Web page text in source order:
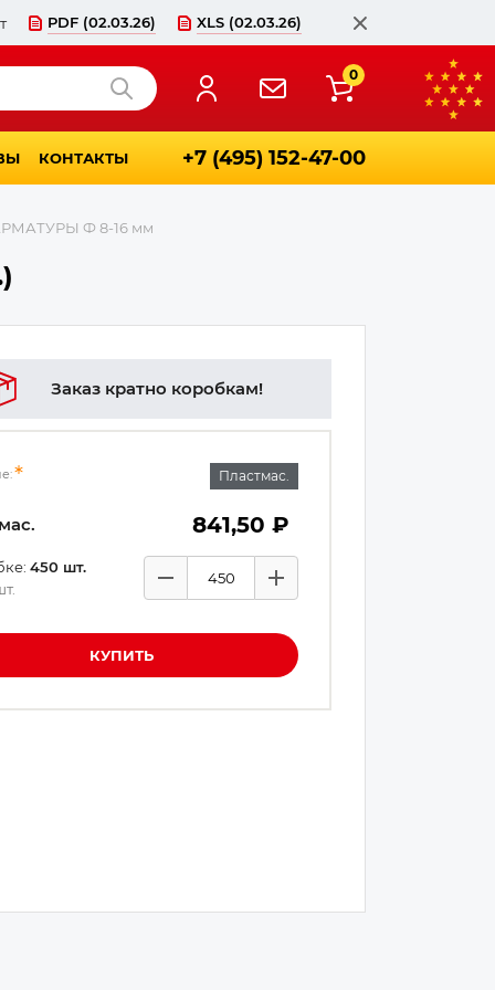
PDF (02.03.26) XLS (02.03.26) Закрыть
Найти
0
КОНТАКТЫ +7 (495) 152-47-00
Ф 8-16 мм
Заказ кратно коробкам!
Пластмас.
841,50 ₽
450 шт.
Количество товаров
Минус Плюс
КУПИТЬ